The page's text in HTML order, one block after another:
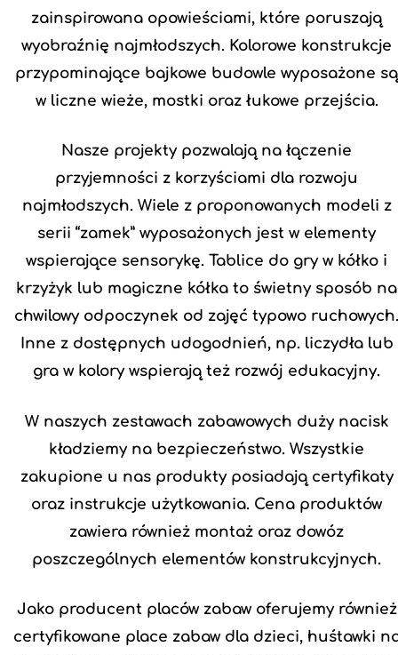
zainspirowana opowieściami, które poruszają
wyobraźnię najmłodszych. Kolorowe konstrukcje
przypominające bajkowe budowle wyposażone są
w liczne wieże, mostki oraz łukowe przejścia.
Nasze projekty pozwalają na łączenie
przyjemności z korzyściami dla rozwoju
najmłodszych. Wiele z proponowanych modeli z
serii “zamek” wyposażonych jest w elementy
wspierające sensorykę. Tablice do gry w kółko i
krzyżyk lub magiczne kółka to świetny sposób na
chwilowy odpoczynek od zajęć typowo
Inne z dostępnych udogodnień, np. liczydła lub
gra w kolory wspierają też rozwój edukacyjny.
W naszych zestawach zabawowych duży nacisk
kładziemy na bezpieczeństwo. Wszystkie
zakupione u nas produkty posiadają certyfikaty
oraz instrukcje użytkowania. Cena produktów
zawiera również montaż oraz dowóz
poszczególnych elementów konstrukcyjnych.
Jako producent placów zabawoferujemy również
certyfikowane place zabaw dla dzieci, huśtawki